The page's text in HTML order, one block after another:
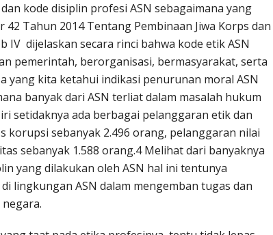
kode disiplin profesi ASN sebagaimana yang
Tahun 2014 Tentang Pembinaan Jiwa Korps dan
IV dijelaskan secara rinci bahwa kode etik ASN
pemerintah, berorganisasi, bermasyarakat, serta
yang kita ketahui indikasi penurunan moral ASN
banyak dari ASN terliat dalam masalah hukum
setidaknya ada berbagai pelanggaran etik dan
korupsi sebanyak 2.496 orang, pelanggaran nilai
sebanyak 1.588 orang.4 Melihat dari banyaknya
yang dilakukan oleh ASN hal ini tentunya
lingkungan ASN dalam mengemban tugas dan